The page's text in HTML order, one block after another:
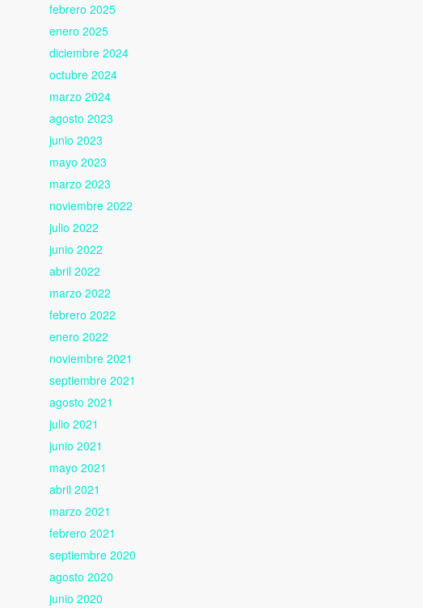
febrero 2025
enero 2025
diciembre 2024
octubre 2024
marzo 2024
agosto 2023
junio 2023
mayo 2023
marzo 2023
noviembre 2022
julio 2022
junio 2022
abril 2022
marzo 2022
febrero 2022
enero 2022
noviembre 2021
septiembre 2021
agosto 2021
julio 2021
junio 2021
mayo 2021
abril 2021
marzo 2021
febrero 2021
septiembre 2020
agosto 2020
junio 2020